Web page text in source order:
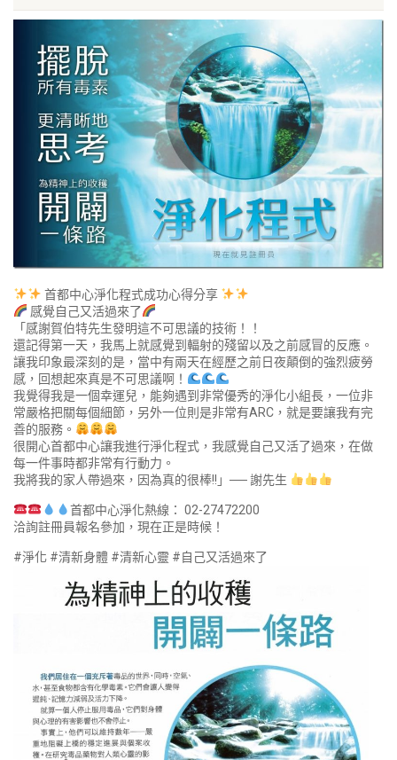
首都中心淨化程式成功心得分享
感覺自己又活過來了
「感謝賀伯特先生發明這不可思議的技術！！
還記得第一天，我馬上就感覺到輻射的殘留以及之前感冒的反應。
讓我印象最深刻的是，當中有兩天在經歷之前日夜顛倒的強烈疲勞
感，回想起來真是不可思議啊！
我覺得我是一個幸運兒，能夠遇到非常優秀的淨化小組長，一位非
常嚴格把關每個細節，另外一位則是非常有ARC，就是要讓我有完
善的服務。
很開心首都中心讓我進行淨化程式，我感覺自己又活了過來，在做
每一件事時都非常有行動力。
我將我的家人帶過來，因為真的很棒!!」── 謝先生
首都中心淨化熱線： 02-27472200
洽詢註冊員報名參加，現在正是時候！
#淨化 #清新身體 #清新心靈 #自己又活過來了